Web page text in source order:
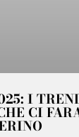
I
CI